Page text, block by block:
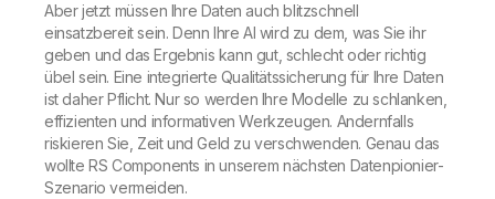
Aber jetzt müssen Ihre Daten auch blitzschnell
einsatzbereit sein. Denn Ihre AI wird zu dem, was Sie ihr
geben und das Ergebnis kann gut, schlecht oder richtig
übel sein. Eine integrierte Qualitätssicherung für Ihre Daten
ist daher Pflicht. Nur so werden Ihre Modelle zu schlanken,
effizienten und informativen Werkzeugen. Andernfalls
riskieren Sie, Zeit und Geld zu verschwenden. Genau das
wollte RS Components in unserem nächsten Datenpionier-
Szenario vermeiden.